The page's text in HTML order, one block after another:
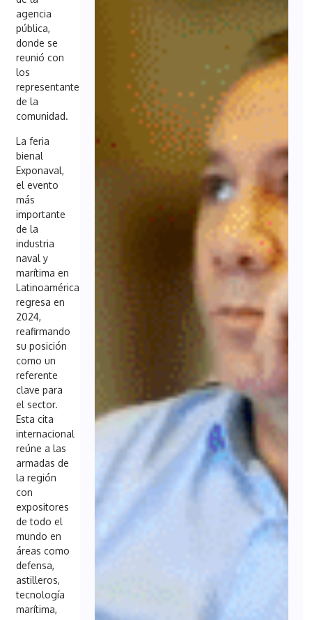
agencia
pública,
donde se
reunió con
los
representantes
de la
comunidad.
La feria
bienal
Exponaval,
el evento
más
importante
de la
industria
naval y
marítima en
Latinoamérica
regresa en
2024,
reafirmando
su posición
como un
referente
clave para
el sector.
Esta cita
internacional
reúne a las
armadas de
la región
con
expositores
de todo el
mundo en
áreas como
defensa,
astilleros,
tecnología
marítima,